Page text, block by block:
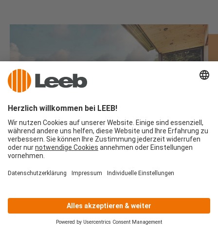
Kunden werben Kunden
Wenn Sie mit uns zufrieden sind, teilen Sie Ihre